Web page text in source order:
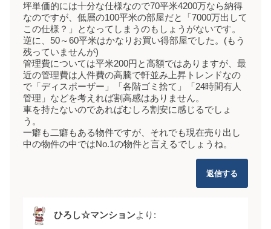
坪単価的には十分な仕様なので70平米4200万なら納得
なのですが、低層の100平米の部屋だと「7000万出して
この仕様？」となってしまうのもしょうがないです。
逆に、50～60平米はかなりお買い得部屋でした。(もう
残っていませんが)
管理費については平米200円と高額ではありますが、最
近の管理費は人件費の高騰で軒並み上昇トレンドなの
で「ディスポーザー」「各階ゴミ捨て」「24時間有人
管理」などを考えれば割高感はありません。
車を持たないのであればむしろ割安に感じるでしょ
う。
一癖も二癖もある物件ですが、それでも現在売り出し
中の物件の中ではNo.1の物件と言えるでしょうね。
返信する
ひろし☆マンションより: